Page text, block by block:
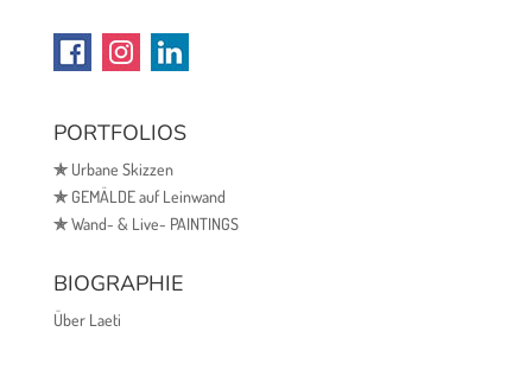
PORTFOLIOS
✯Urbane Skizzen
✯GEMÄLDE auf Leinwand
✯Wand- & Live- PAINTINGS
BIOGRAPHIE
Über Laeti